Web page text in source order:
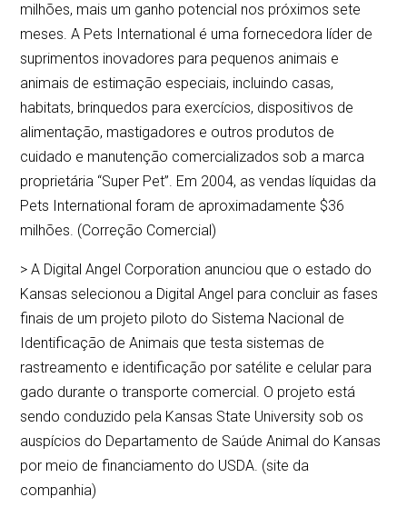
milhões, mais um ganho potencial nos próximos sete
meses. A Pets International é uma fornecedora líder de
suprimentos inovadores para pequenos animais e
animais de estimação especiais, incluindo casas,
habitats, brinquedos para exercícios, dispositivos de
alimentação, mastigadores e outros produtos de
cuidado e manutenção comercializados sob a marca
proprietária “Super Pet”. Em 2004, as vendas líquidas da
Pets International foram de aproximadamente $36
milhões. (Correção Comercial)
> A Digital Angel Corporation anunciou que o estado do
Kansas selecionou a Digital Angel para concluir as fases
finais de um projeto piloto do Sistema Nacional de
Identificação de Animais que testa sistemas de
rastreamento e identificação por satélite e celular para
gado durante o transporte comercial. O projeto está
sendo conduzido pela Kansas State University sob os
auspícios do Departamento de Saúde Animal do Kansas
por meio de financiamento do USDA. (site da
companhia)